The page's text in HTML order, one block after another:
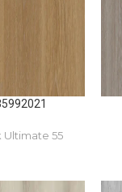
Ultimate 55